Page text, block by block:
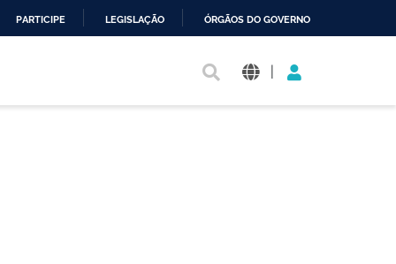
PARTICIPE LEGISLAÇÃO ÓRGÃOS DO GOVERNO
|